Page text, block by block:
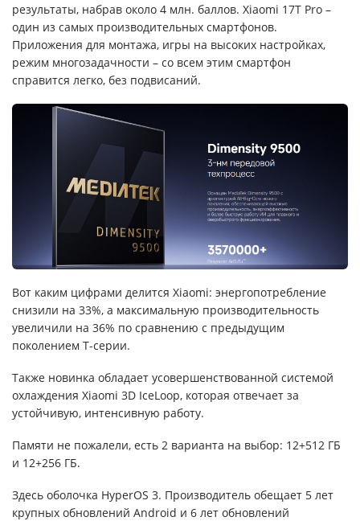
результаты, набрав около 4 млн. баллов. Xiaomi 17T Pro –
один из самых производительных смартфонов.
Приложения для монтажа, игры на высоких настройках,
режим многозадачности – со всем этим смартфон
справится легко, без подвисаний.
Вот каким цифрами делится Xiaomi: энергопотребление
снизили на 33%, а максимальную производительность
увеличили на 36% по сравнению с предыдущим
поколением T-серии.
Также новинка обладает усовершенствованной системой
охлаждения Xiaomi 3D IceLoop, которая отвечает за
устойчивую, интенсивную работу.
Памяти не пожалели, есть 2 варианта на выбор: 12+512 ГБ
и 12+256 ГБ.
Здесь оболочка HyperOS 3. Производитель обещает 5 лет
крупных обновлений Android и 6 лет обновлений